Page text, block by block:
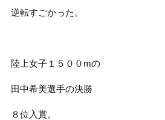
逆転すごかった。
陸上女子１５００mの
田中希美選手の決勝
８位入賞。